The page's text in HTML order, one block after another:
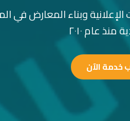
وبناء المعارض في
عام ٢٠١٠
خدمة الآن